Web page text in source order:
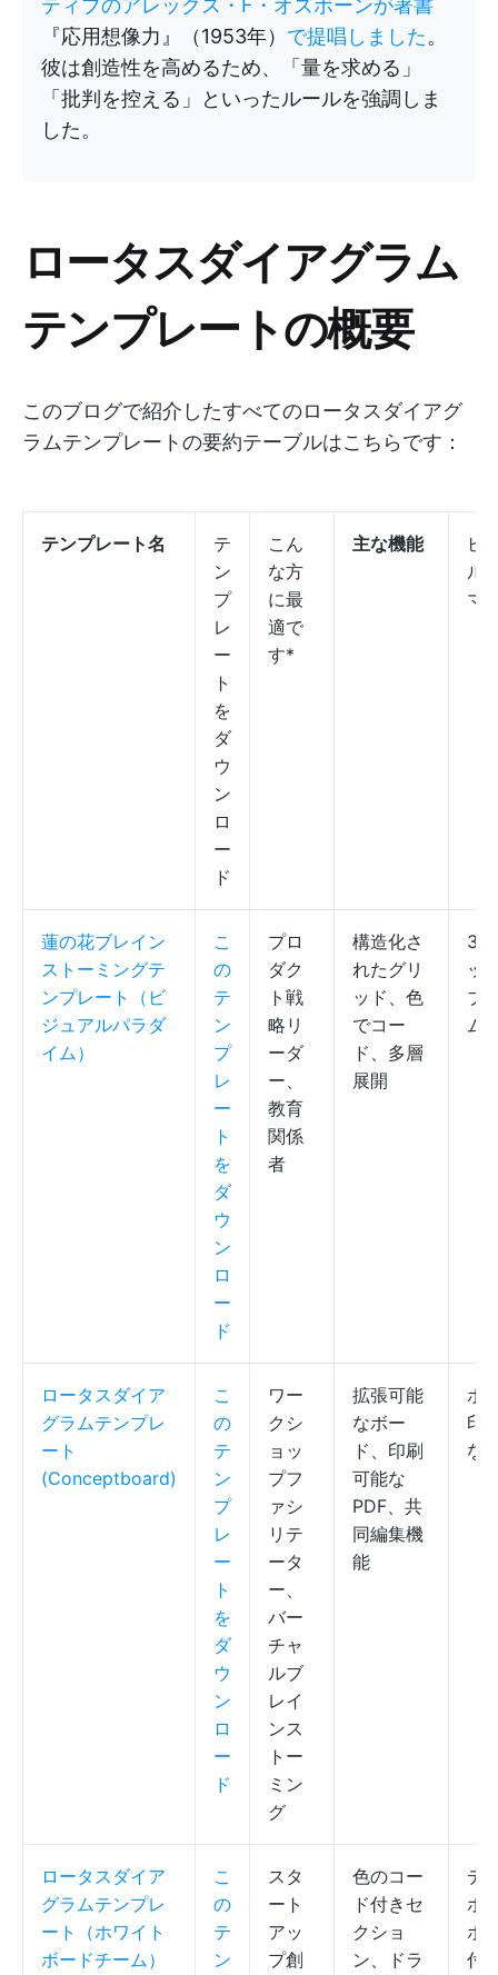
ティブのアレックス・F・オズボーンが著書
『応用想像力』（1953年） で提唱しました。
彼は創造性を高めるため、「量を求める」
「批判を控える」といったルールを強調しま
した。
ロータスダイアグラム
テンプレートの概要
このブログで紹介したすべてのロータスダイアグ
ラムテンプレートの要約テーブルはこちらです：
テンプレート名
テ
ン
プ
レ
ー
ト
を
ダ
ウ
ン
ロ
ー
ド
こん
な方
に最
適で
す*
主な機能
ビ
ル
マ
蓮の花ブレイン
ストーミングテ
ンプレート（ビ
ジュアルパラダ
イム）
こ
の
テ
ン
プ
レ
ー
ト
を
ダ
ウ
ン
ロ
ー
ド
プロ
ダク
ト戦
略リ
ーダ
ー、
教育
関係
者
構造化さ
れたグリ
ッド、色
でコー
ド、多層
展開
ッ
ブ
ム
ロータスダイア
グラムテンプレ
ート
(Conceptboard)
こ
の
テ
ン
プ
レ
ー
ト
を
ダ
ウ
ン
ロ
ー
ド
ワー
クシ
ョッ
プフ
ァシ
リテ
ータ
ー、
バー
チャ
ルブ
レイ
ンス
トー
ミン
グ
拡張可能
なボー
ド、印刷
可能な
PDF、共
同編集機
能
ボ
印
な
ロータスダイア
グラムテンプレ
ート（ホワイト
ボードチーム）
こ
の
テ
ン
スタ
ート
アッ
プ創
色のコー
ド付きセ
クショ
ン、ドラ
デ
ホ
ボ
付